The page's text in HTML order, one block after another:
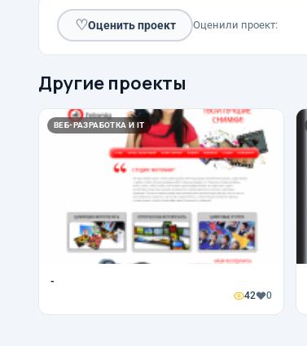
♡Оценить проект Оценили проект:
Другие проекты
ВЕБ-РАЗРАБОТКА И IT
-
42 0